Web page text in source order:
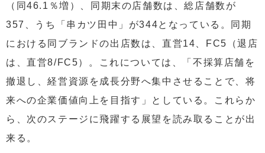
（同46.1％増）、同期末の店舗数は、総店舗数が
357、うち「串カツ田中」が344となっている。同期
における同ブランドの出店数は、直営14、FC5（退店
は、直営8/FC5）。これについては、「不採算店舗を
撤退し、経営資源を成長分野へ集中させることで、将
来への企業価値向上を目指す」としている。これらか
ら、次のステージに飛躍する展望を読み取ることが出
来る。